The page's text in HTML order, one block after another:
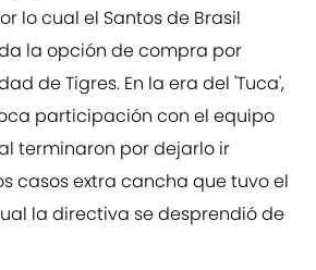
lo cual el Santos de Brasil
la opción de compra por
de Tigres. En la era del 'Tuca',
participación con el equipo
terminaron por dejarlo ir
casos extra cancha que tuvo el
la directiva se desprendió de